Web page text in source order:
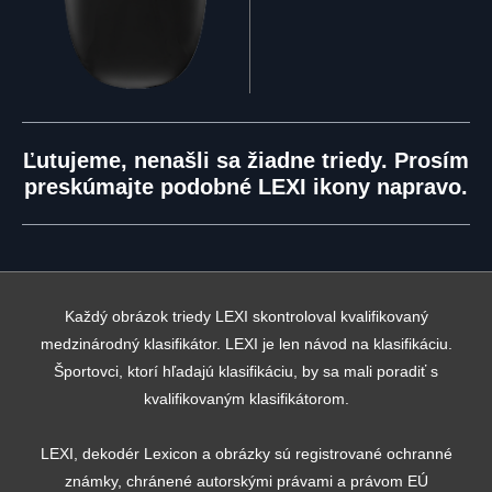
Ľutujeme, nenašli sa žiadne triedy. Prosím
preskúmajte podobné LEXI ikony napravo.
Každý obrázok triedy LEXI skontroloval kvalifikovaný
medzinárodný klasifikátor. LEXI je len návod na klasifikáciu.
Športovci, ktorí hľadajú klasifikáciu, by sa mali poradiť s
kvalifikovaným klasifikátorom.
LEXI, dekodér Lexicon a obrázky sú registrované ochranné
známky, chránené autorskými právami a právom EÚ